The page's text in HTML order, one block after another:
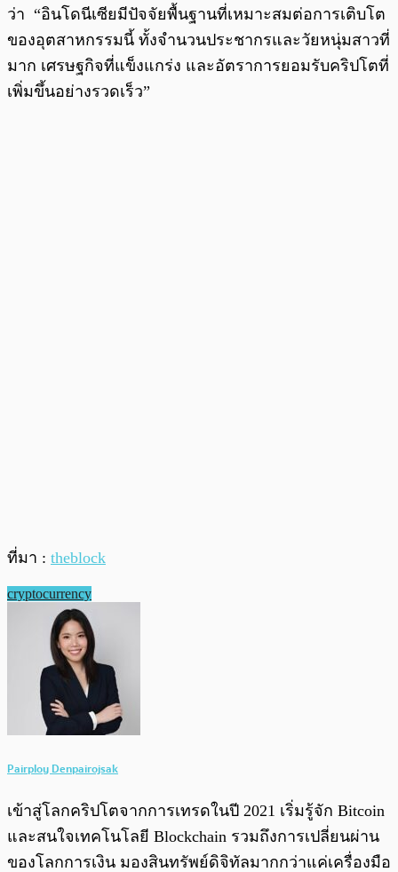
ว่า “อินโดนีเซียมีปัจจัยพื้นฐานที่เหมาะสมต่อการเติบโต
ของอุตสาหกรรมนี้ ทั้งจำนวนประชากรและวัยหนุ่มสาวที่
มาก เศรษฐกิจที่แข็งแกร่ง และอัตราการยอมรับคริปโตที่
เพิ่มขึ้นอย่างรวดเร็ว”
ที่มา : theblock
cryptocurrency
Pairploy Denpairojsak
เข้าสู่โลกคริปโตจากการเทรดในปี 2021 เริ่มรู้จัก Bitcoin
และสนใจเทคโนโลยี Blockchain รวมถึงการเปลี่ยนผ่าน
ของโลกการเงิน มองสินทรัพย์ดิจิทัลมากกว่าแค่เครื่องมือ